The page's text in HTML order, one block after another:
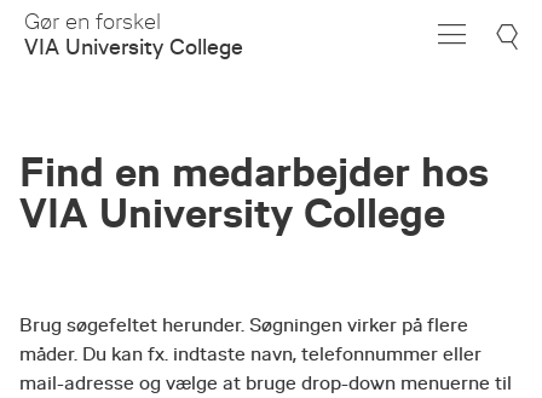
Skip
Main
Gør en forskel
VIA University College
Find en medarbejder hos
VIA University College
Brug søgefeltet herunder. Søgningen virker på flere
måder. Du kan fx. indtaste navn, telefonnummer eller
mail-adresse og vælge at bruge drop-down menuerne til